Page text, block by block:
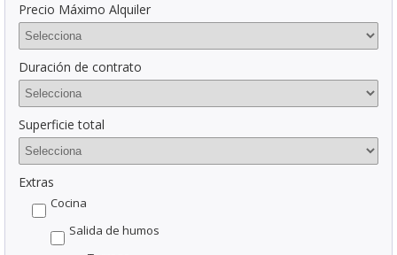
Precio Máximo Alquiler
Duración de contrato
Superficie total
Extras
Cocina
Salida de humos